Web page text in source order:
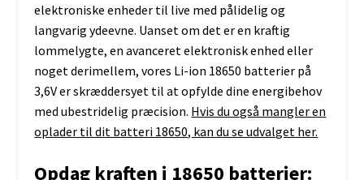
elektroniske enheder til live med pålidelig og
langvarig ydeevne. Uanset om det er en kraftig
lommelygte, en avanceret elektronisk enhed eller
noget derimellem, vores Li-ion 18650 batterier på
3,6V er skræddersyet til at opfylde dine energibehov
med ubestridelig præcision. Hvis du også mangler en
oplader til dit batteri 18650, kan du se udvalget her.
Opdag kraften i 18650 batterier: